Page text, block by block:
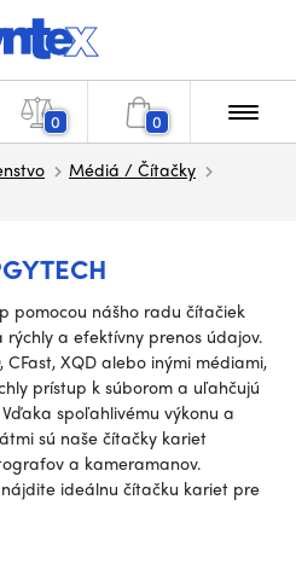
0 0
Médiá / Čítačky
pomocou nášho radu čítačiek
a efektívny prenos údajov.
XQD alebo inými médiami,
prístup k súborom a uľahčujú
spoľahlivému výkonu a
sú naše čítačky kariet
a kameramanov.
ideálnu čítačku kariet pre